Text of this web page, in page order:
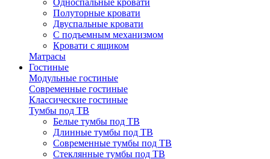
Односпальные кровати
Полуторные кровати
Двуспальные кровати
С подъемным механизмом
Кровати с ящиком
Матрасы
Гостиные
Модульные гостиные
Современные гостиные
Классические гостиные
Тумбы под ТВ
Белые тумбы под ТВ
Длинные тумбы под ТВ
Современные тумбы под ТВ
Стеклянные тумбы под ТВ